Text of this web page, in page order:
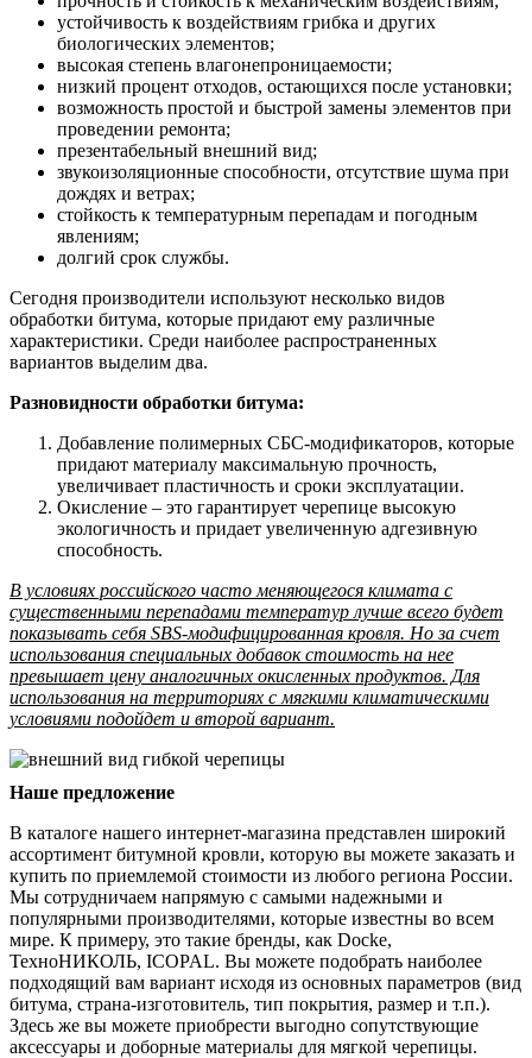
устойчивость к воздействиям грибка и других
биологических элементов;
высокая степень влагонепроницаемости;
низкий процент отходов, остающихся после установки;
возможность простой и быстрой замены элементов при
проведении ремонта;
презентабельный внешний вид;
звукоизоляционные способности, отсутствие шума при
дождях и ветрах;
стойкость к температурным перепадам и погодным
явлениям;
долгий срок службы.
Сегодня производители используют несколько видов
обработки битума, которые придают ему различные
характеристики. Среди наиболее распространенных
вариантов выделим два.
Разновидности обработки битума:
Добавление полимерных СБС-модификаторов, которые
придают материалу максимальную прочность,
увеличивает пластичность и сроки эксплуатации.
Окисление – это гарантирует черепице высокую
экологичность и придает увеличенную адгезивную
способность.
В условиях российского часто меняющегося климата с
существенными перепадами температур лучше всего будет
показывать себя SBS-модифицированная кровля. Но за счет
использования специальных добавок стоимость на нее
превышает цену аналогичных окисленных продуктов. Для
использования на территориях с мягкими климатическими
условиями подойдет и второй вариант.
Наше предложение
В каталоге нашего интернет-магазина представлен широкий
ассортимент битумной кровли, которую вы можете заказать и
купить по приемлемой стоимости из любого региона России.
Мы сотрудничаем напрямую с самыми надежными и
популярными производителями, которые известны во всем
мире. К примеру, это такие бренды, как Docke,
ТехноНИКОЛЬ, ICOPAL. Вы можете подобрать наиболее
подходящий вам вариант исходя из основных параметров (вид
битума, страна-изготовитель, тип покрытия, размер и т.п.).
Здесь же вы можете приобрести выгодно сопутствующие
аксессуары и доборные материалы для мягкой черепицы.